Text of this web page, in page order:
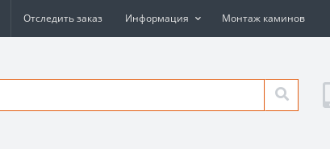
Отследить заказ Информация Монтаж каминов